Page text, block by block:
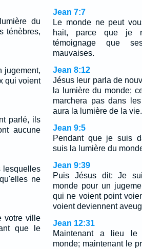
du
ténèbres,
jugement,
qui voient
parlé, ils
aucune
lesquelles
ne
votre ville
que le
Jean 7:7
Le monde ne peut
hait, parce que je
témoignage que
mauvaises.
Jean 8:12
Jésus leur parla de
la lumière du monde;
marchera pas dans
aura la lumière de la vie.
Jean 9:5
Pendant que je suis
suis la lumière du
Jean 9:39
Puis Jésus dit: Je
monde pour un
qui ne voient point
voient deviennent
Jean 12:31
Maintenant a lieu le
monde; maintenant le